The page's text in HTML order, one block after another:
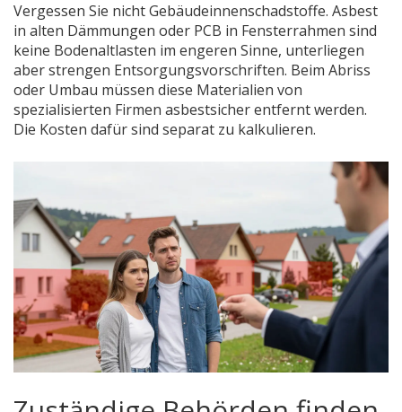
Vergessen Sie nicht Gebäudeinnenschadstoffe. Asbest
in alten Dämmungen oder PCB in Fensterrahmen sind
keine Bodenaltlasten im engeren Sinne, unterliegen
aber strengen Entsorgungsvorschriften. Beim Abriss
oder Umbau müssen diese Materialien von
spezialisierten Firmen asbestsicher entfernt werden.
Die Kosten dafür sind separat zu kalkulieren.